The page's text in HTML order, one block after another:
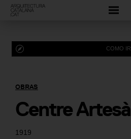
1919
OBRAS
Centre Artesà
COMO IR